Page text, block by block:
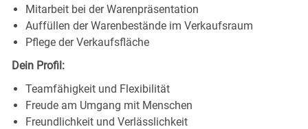
Mitarbeit bei der Warenpräsentation
Auffüllen der Warenbestände im Verkaufsraum
Pflege der Verkaufsfläche
Dein Profil:
Teamfähigkeit und Flexibilität
Freude am Umgang mit Menschen
Freundlichkeit und Verlässlichkeit